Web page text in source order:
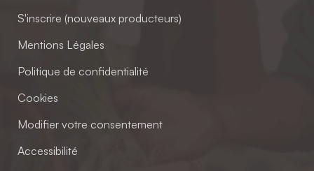
S'inscrire (nouveaux producteurs)
Mentions Légales
Politique de confidentialité
Cookies
Modifier votre consentement
Accessibilité